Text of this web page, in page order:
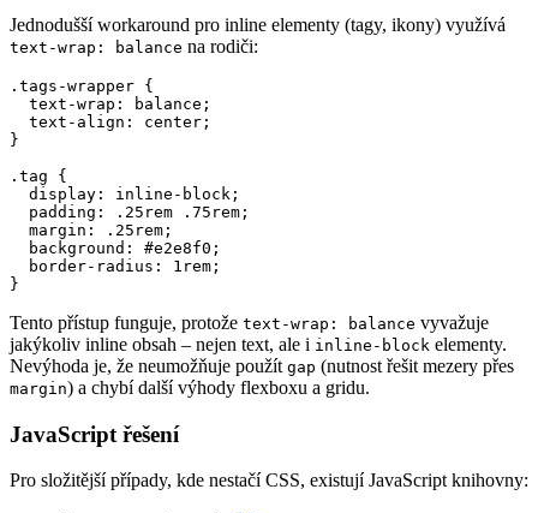
Jednodušší workaround pro inline elementy (tagy, ikony) využívá
text-wrap: balance na rodiči:
.tags-wrapper {
  text-wrap: balance;
  text-align: center;
}
.tag {
  display: inline-block;
  padding: .25rem .75rem;
  margin: .25rem;
  background: #e2e8f0;
  border-radius: 1rem;
}
Tento přístup funguje, protože text-wrap: balance vyvažuje
jakýkoliv inline obsah – nejen text, ale i inline-block elementy.
Nevýhoda je, že neumožňuje použít gap (nutnost řešit mezery přes
margin) a chybí další výhody flexboxu a gridu.
JavaScript řešení
Pro složitější případy, kde nestačí CSS, existují JavaScript knihovny: